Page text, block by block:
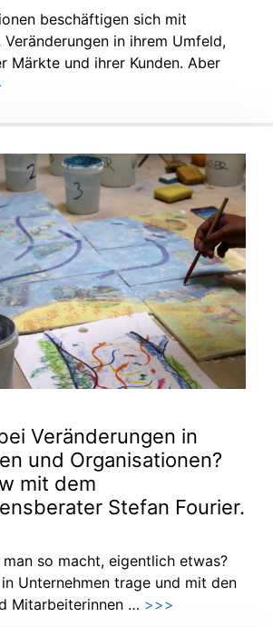
beschäftigen sich mit
Veränderungen in ihrem Umfeld,
Märkte und ihrer Kunden. Aber
Veränderungen in
und Organisationen?
mit dem
Stefan Fourier.
so macht, eigentlich etwas?
Unternehmen trage und mit den
Mitarbeiterinnen … >>>